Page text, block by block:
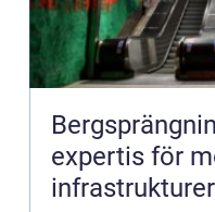
expertis för
infrastrukturer